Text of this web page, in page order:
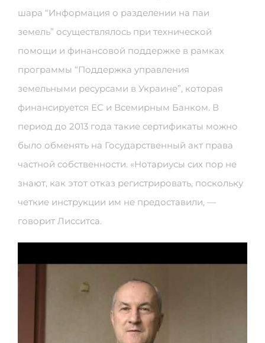
шара “Информация о разделении на паи
земель” осуществлялось при технической
помощи и финансовой поддержке в рамках
программы “Поддержка управления
земельными ресурсами в Украине”, которая
финансируется ЕС и Всемирным Банком. В
период до 2013 года такие сертификаты можно
было обменять на Государственный акт права
частной собственности. «Нотариусы сих пор не
знают, как этот отказ регистрировать, поскольку
четкие инструкции им не предоставили, —
говорит Лисситса.